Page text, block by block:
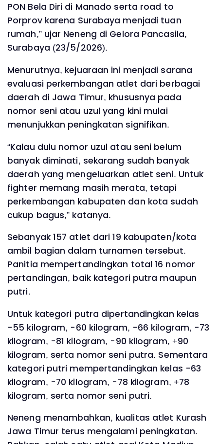
PON Bela Diri di Manado serta road to
Porprov karena Surabaya menjadi tuan
rumah,” ujar Neneng di Gelora Pancasila,
Surabaya (23/5/2026).
Menurutnya, kejuaraan ini menjadi sarana
evaluasi perkembangan atlet dari berbagai
daerah di Jawa Timur, khususnya pada
nomor seni atau uzul yang kini mulai
menunjukkan peningkatan signifikan.
“Kalau dulu nomor uzul atau seni belum
banyak diminati, sekarang sudah banyak
daerah yang mengeluarkan atlet seni. Untuk
fighter memang masih merata, tetapi
perkembangan kabupaten dan kota sudah
cukup bagus,” katanya.
Sebanyak 157 atlet dari 19 kabupaten/kota
ambil bagian dalam turnamen tersebut.
Panitia mempertandingkan total 16 nomor
pertandingan, baik kategori putra maupun
putri.
Untuk kategori putra dipertandingkan kelas
-55 kilogram, -60 kilogram, -66 kilogram, -73
kilogram, -81 kilogram, -90 kilogram, +90
kilogram, serta nomor seni putra. Sementara
kategori putri mempertandingkan kelas -63
kilogram, -70 kilogram, -78 kilogram, +78
kilogram, serta nomor seni putri.
Neneng menambahkan, kualitas atlet Kurash
Jawa Timur terus mengalami peningkatan.